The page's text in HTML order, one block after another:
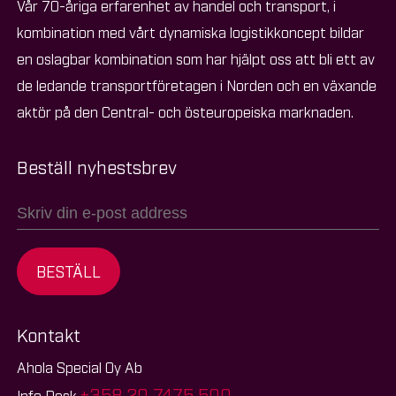
Vår 70-åriga erfarenhet av handel och transport, i
kombination med vårt dynamiska logistikkoncept bildar
en oslagbar kombination som har hjälpt oss att bli ett av
de ledande transportföretagen i Norden och en växande
aktör på den Central- och östeuropeiska marknaden.
Beställ nyhestsbrev
BESTÄLL
Kontakt
Ahola Special Oy Ab